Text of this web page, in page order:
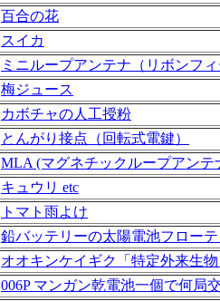
百合の花
スイカ
ミニループアンテナ（リボンフ
梅ジュース
カボチャの人工授粉
とんがり接点（回転式電鍵）
MLA (マグネチックループアンテ
キュウリ etc
トマト雨よけ
鉛バッテリーの太陽電池フロー
オオキンケイギク「特定外来生
006P マンガン乾電池一個で何局